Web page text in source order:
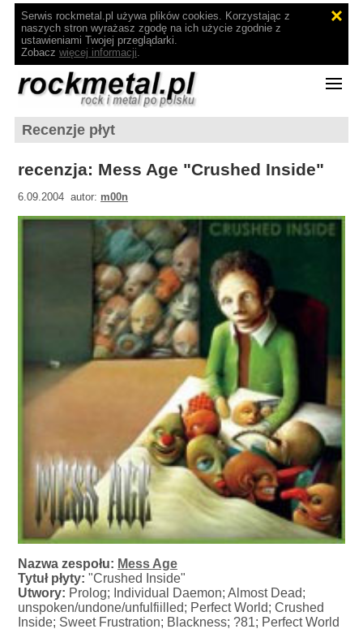
Serwis rockmetal.pl używa plików cookies. Korzystając z
naszych stron wyrażasz zgodę na ich użycie zgodnie z
ustawieniami Twojej przeglądarki.
Zobacz więcej informacji.
Recenzje płyt
recenzja: Mess Age "Crushed Inside"
6.09.2004 autor: m00n
Nazwa zespołu: Mess Age
Tytuł płyty: "Crushed Inside"
Utwory: Prolog; Individual Daemon; Almost Dead;
unspoken/undone/unfulfiilled; Perfect World; Crushed
Inside; Sweet Frustration; Blackness; ?81; Perfect World